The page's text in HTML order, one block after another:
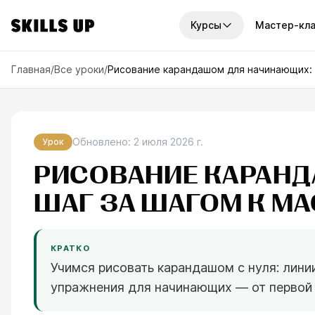
Курсы
КУРСЫ
курсы Наборы курсов
14 курсов
Годовой доступ
6 курсов
живопись Мини-курсы
все курсы
Мастер-
Главная/Все уроки/Рисование карандашом для
Урок Обновлено: 2 июля 2026 г.
РИСОВАНИЕ
ШАГ ЗА ШАГОМ К
КРАТКО
Учимся рисовать карандашом с нуля:
упражнения для начинающих — от первой